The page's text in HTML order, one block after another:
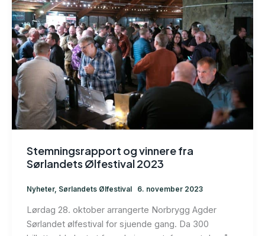
Stemningsrapport og vinnere fra
Sørlandets Ølfestival 2023
Nyheter, Sørlandets Ølfestival 6. november 2023
Lørdag 28. oktober arrangerte Norbrygg Agder
Sørlandet ølfestival for sjuende gang. Da 300